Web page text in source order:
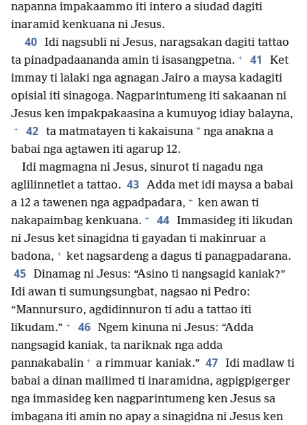
napanna impakaammo iti intero a siudad dagiti
inaramid kenkuana ni Jesus.
40 Idi nagsubli ni Jesus, naragsakan dagiti tattao
ta pinadpadaananda amin ti isasangpetna. + 41
Ket
immay ti lalaki nga agnagan Jairo a maysa kadagiti
opisial iti sinagoga. Nagparintumeng iti sakaanan ni
Jesus ken impakpakaasina a kumuyog idiay balayna,
+ 42 ta matmatayen ti kakaisuna * nga anakna a
babai nga agtawen iti agarup 12.
Idi magmagna ni Jesus, sinurot ti nagadu nga
aglilinnetlet a tattao. 43 Adda met idi maysa a babai
a 12 a tawenen nga agpadpadara, + ken awan ti
nakapaimbag kenkuana. + 44 Immasideg iti likudan
ni Jesus ket sinagidna ti gayadan ti makinruar a
badona, + ket nagsardeng a dagus ti panagpadarana.
45 Dinamag ni Jesus: “Asino ti nangsagid kaniak?”
Idi awan ti sumungsungbat, nagsao ni Pedro:
“Mannursuro, agdidinnuron ti adu a tattao iti
likudam.” + 46 Ngem kinuna ni Jesus: “Adda
nangsagid kaniak, ta nariknak nga adda
pannakabalin + a rimmuar kaniak.” 47 Idi madlaw ti
babai a dinan mailimed ti inaramidna, agpigpigerger
nga immasideg ken nagparintumeng ken Jesus sa
imbagana iti amin no apay a sinagidna ni Jesus ken